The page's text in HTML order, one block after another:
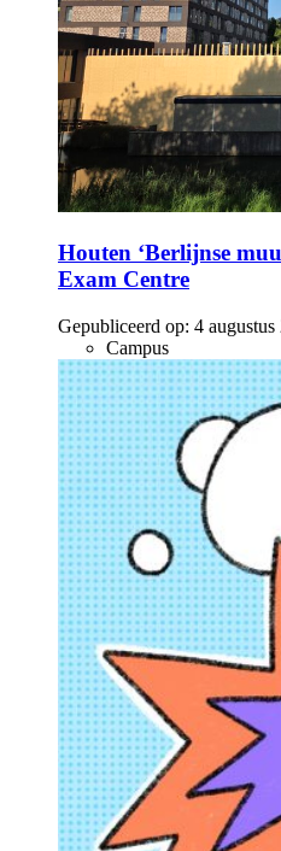
Houten ‘Berlijnse
Exam Centre
Gepubliceerd op: 4 augustus
Campus